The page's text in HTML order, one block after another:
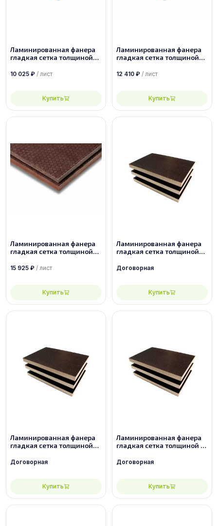
Ламинированная фанера
гладкая сетка толщиной
1500х3000, сорт 1/1
10 025 ₽ / лист
Купить
Ламинированная фанера
гладкая сетка толщиной
1500х3000, сорт 1/1
12 410 ₽ / лист
Купить
Ламинированная фанера
гладкая сетка толщиной
1500х3000, сорт 1/1
15 925 ₽ / лист
Купить
Ламинированная фанера
гладкая сетка толщиной
2440х1220, сорт 2/2
Договорная
Купить
Ламинированная фанера
гладкая сетка толщиной
2440х1220, сорт 3/3
Договорная
Купить
Ламинированная фанера
гладкая сетка толщиной 9
сорт 2/2
Договорная
Купить